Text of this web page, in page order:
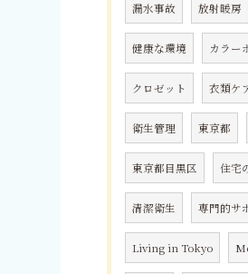
漏水事故 放射暖房
健康な環境 カラー
クロゼット 衣類ケ
衛生管理 東京都
東京都目黒区 住宅
清潔衛生 専門的サ
Living in Tokyo